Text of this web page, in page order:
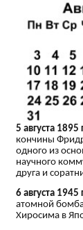
5 августа 1895
кончины
одного из
научного
друга и
6 августа 1945
атомной
Хиросима в